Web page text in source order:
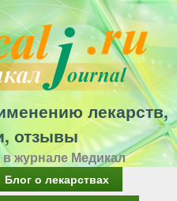
лекарств,
отзывы
в журнале Медикал
Блог о лекарствах